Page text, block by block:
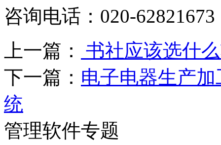
咨询电话：020-
上一篇：
书社应该选什
下一篇： 电子电器生产
统
管理软件专题